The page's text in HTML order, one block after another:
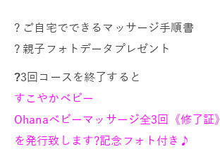
? ご自宅でできるマッサージ手順書
? 親子フォトデータプレゼント
?3回コースを終了すると
すこやかベビー
Ohanaベビーマッサージ全3回《修了証》
を発行致します?記念フォト付き♪